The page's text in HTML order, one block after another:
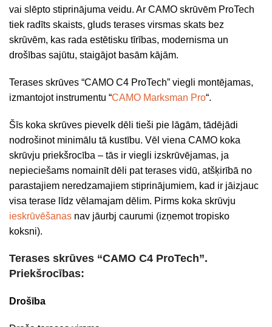
vai slēpto stiprinājuma veidu. Ar CAMO skrūvēm ProTech
tiek radīts skaists, gluds terases virsmas skats bez
skrūvēm, kas rada estētisku tīrības, modernisma un
drošības sajūtu, staigājot basām kājām.
Terases skrūves “CAMO C4 ProTech” viegli montējamas,
izmantojot instrumentu “CAMO Marksman Pro“.
Šīs koka skrūves pievelk dēli tieši pie lāgām, tādējādi
nodrošinot minimālu tā kustību. Vēl viena CAMO koka
skrūvju priekšrocība – tās ir viegli izskrūvējamas, ja
nepieciešams nomainīt dēli pat terases vidū, atšķirībā no
parastajiem neredzamajiem stiprinājumiem, kad ir jāizjauc
visa terase līdz vēlamajam dēlim. Pirms koka skrūvju
ieskrūvēšanas nav jāurbj caurumi (izņemot tropisko
koksni).
Terases skrūves “CAMO C4 ProTech”.
Priekšrocības:
Drošība